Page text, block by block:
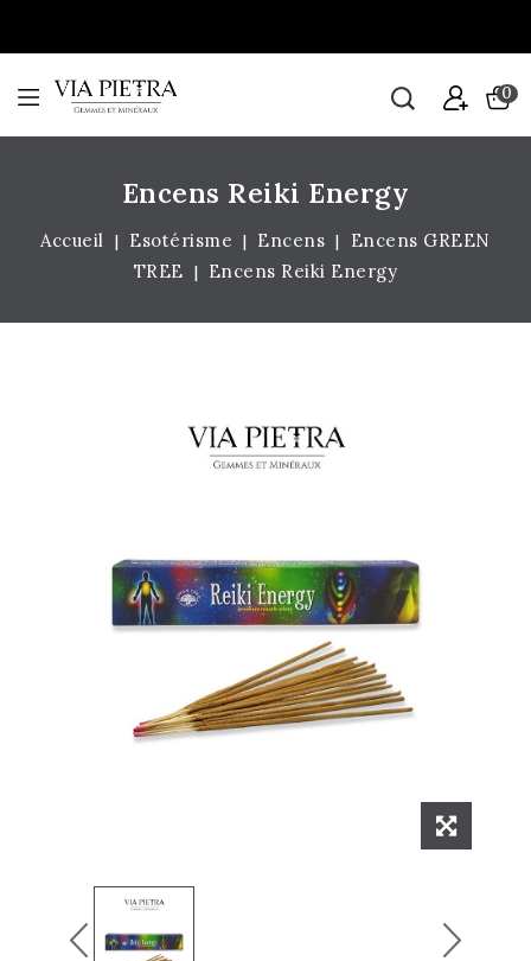
0
Encens Reiki Energy
Accueil Esotérisme Encens
Encens GREEN
TREE
Encens Reiki Energy